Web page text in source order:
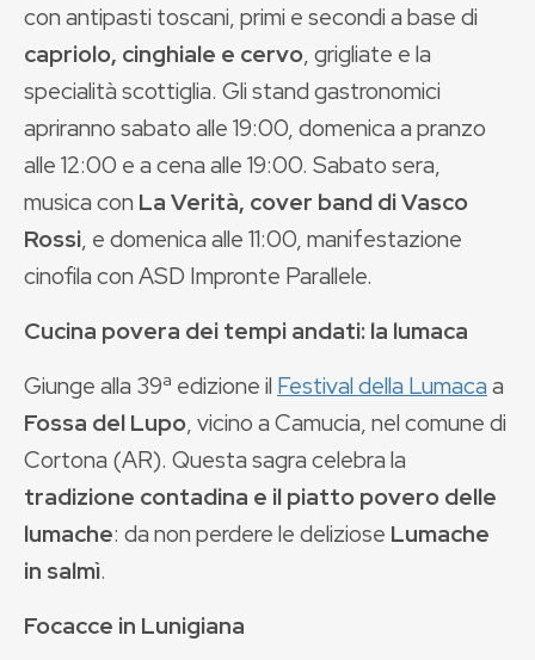
con antipasti toscani, primi e secondi a base di
capriolo, cinghiale e cervo, grigliate e la
specialità scottiglia. Gli stand gastronomici
apriranno sabato alle 19:00, domenica a pranzo
alle 12:00 e a cena alle 19:00. Sabato sera,
musica con La Verità, cover band di Vasco
Rossi, e domenica alle 11:00, manifestazione
cinofila con ASD Impronte Parallele.
Cucina povera dei tempi andati: la lumaca
Giunge alla 39ª edizione il Festival della Lumacaa
Fossa del Lupo, vicino a Camucia, nel comune di
Cortona (AR). Questa sagra celebra la
tradizione contadina e il piatto povero delle
lumache: da non perdere le deliziose Lumache
in salmì.
Focacce in Lunigiana